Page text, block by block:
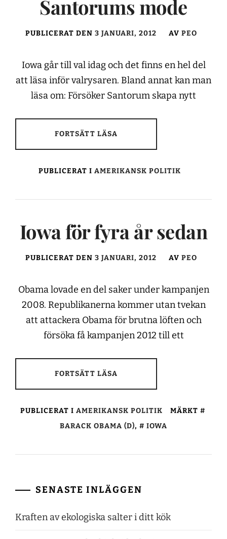
Santorums mode
PUBLICERAT DEN 3 JANUARI, 2012 AV PEO
Iowa går till val idag och det finns en hel del
att läsa inför valrysaren. Bland annat kan man
läsa om: Försöker Santorum skapa nytt
FORTSÄTT LÄSA
PUBLICERAT I AMERIKANSK POLITIK
Iowa för fyra år sedan
PUBLICERAT DEN 3 JANUARI, 2012 AV PEO
Obama lovade en del saker under kampanjen
2008. Republikanerna kommer utan tvekan
att attackera Obama för brutna löften och
försöka få kampanjen 2012 till ett
FORTSÄTT LÄSA
PUBLICERAT I AMERIKANSK POLITIK
MÄRKT
BARACK OBAMA (D), IOWA
SENASTE INLÄGGEN
Kraften av ekologiska salter i ditt kök